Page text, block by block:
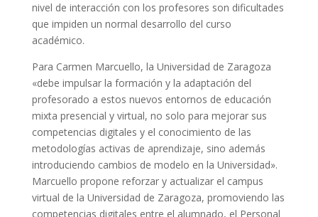
nivel de interacción con los profesores son dificultades
que impiden un normal desarrollo del curso
académico.
Para Carmen Marcuello, la Universidad de Zaragoza
«debe impulsar la formación y la adaptación del
profesorado a estos nuevos entornos de educación
mixta presencial y virtual, no solo para mejorar sus
competencias digitales y el conocimiento de las
metodologías activas de aprendizaje, sino además
introduciendo cambios de modelo en la Universidad».
Marcuello propone reforzar y actualizar el campus
virtual de la Universidad de Zaragoza, promoviendo las
competencias digitales entre el alumnado, el Personal